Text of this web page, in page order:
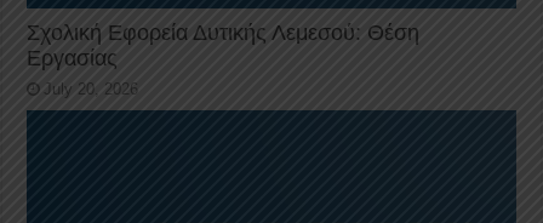
Σχολική Εφορεία Δυτικής Λεμεσού: Θέση
Εργασίας
July 20, 2026